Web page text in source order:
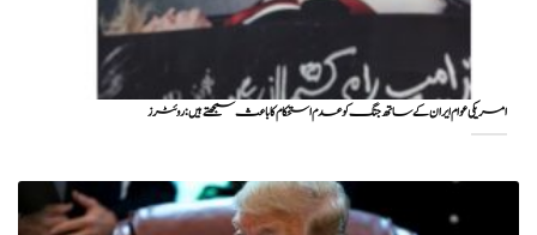
امریکی عوام ایران کے ساتھ جنگ کو عدم استحکام کا باعث سمجھتے ہیں: روئٹرز